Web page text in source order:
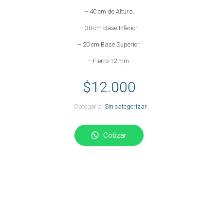
– 40 cm de Altura.
– 30 cm Base Inferior.
– 20 cm Base Superior.
– Fierro 12 mm.
$12.000
Cotizar
Categoría: Sin categorizar